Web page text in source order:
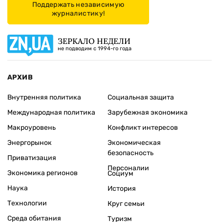
Поддержать независимую
журналистику!
ЗЕРКАЛО НЕДЕЛИ
не подводим с 1994-го года
АРХИВ
Внутренняя политика
Международная политика
Макроуровень
Энергорынок
Приватизация
Экономика регионов
Социальная защита
Зарубежная экономика
Конфликт интересов
Экономическая
безопасность
Персоналии
Наука
Технологии
Среда обитания
Социум
История
Круг семьи
Туризм